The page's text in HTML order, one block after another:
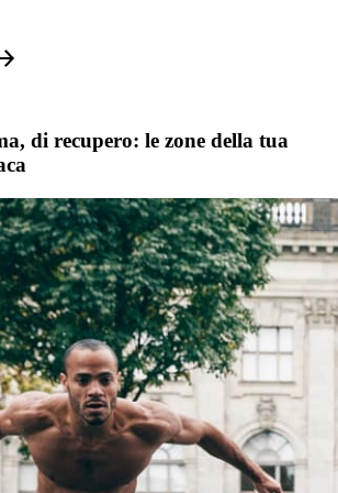
di recupero: le zone della tua